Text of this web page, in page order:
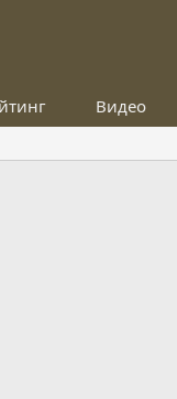
Видео